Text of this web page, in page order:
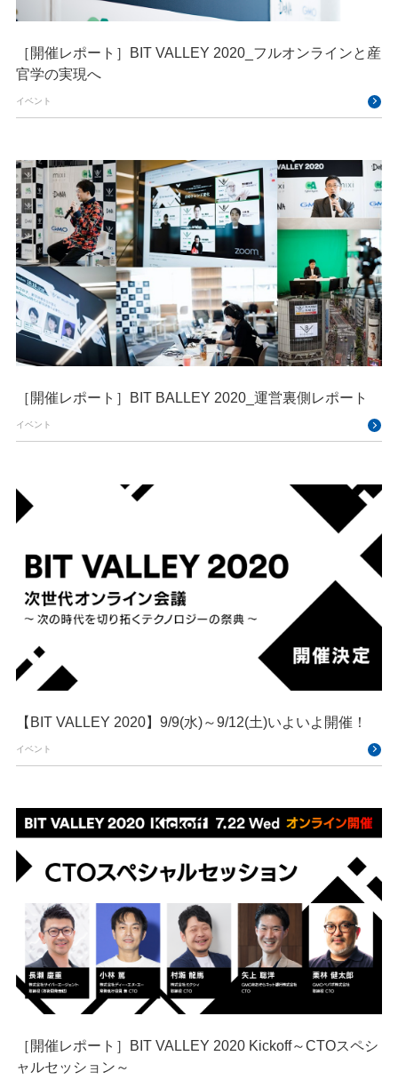
［開催レポート］BIT VALLEY 2020_フルオンラインと産
官学の実現へ
イベント
［開催レポート］BIT BALLEY 2020_運営裏側レポート
イベント
【BIT VALLEY 2020】9/9(水)～9/12(土)いよいよ開催！
イベント
［開催レポート］BIT VALLEY 2020 Kickoff～CTOスペシ
ャルセッション～